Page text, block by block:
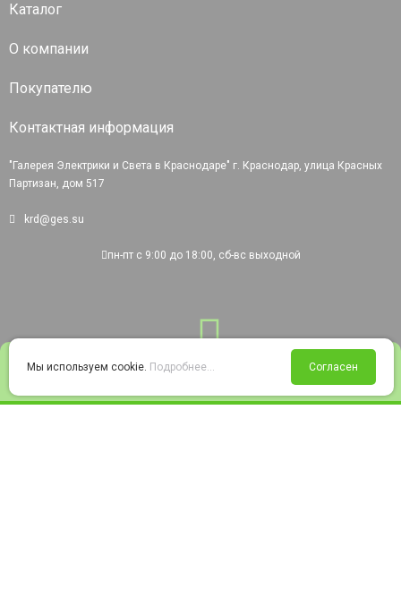
Войти Избранное Корзина
Каталог
О компании
Покупателю
Контактная информация
"Галерея Электрики и Света в Краснодаре" г. Краснодар, улица Красных
Партизан, дом 517
krd@ges.su
пн-пт с 9:00 до 18:00, сб-вс выходной
Мы используем cookie. Подробнее... Согласен